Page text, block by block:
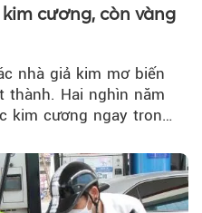
cương, còn vàng
nhà giả kim mơ biến
thành. Hai nghìn năm
kim cương ngay trong